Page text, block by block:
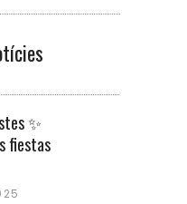
✨
fiestas